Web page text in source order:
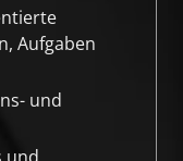
Aufgaben
und